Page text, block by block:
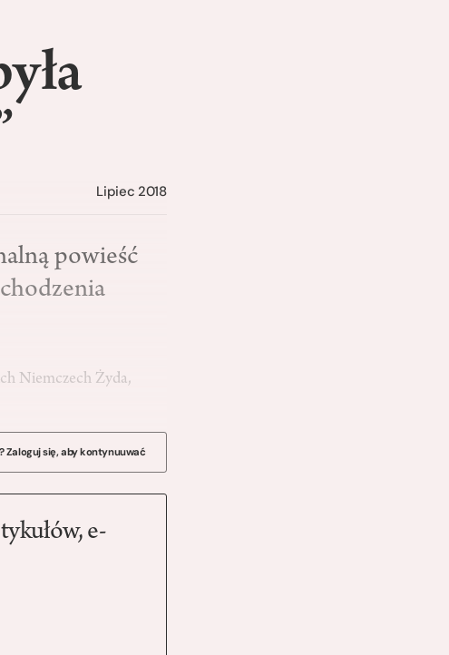
Lipiec 2018
powieść
Niemczech Żyda,
Zaloguj się, aby kontynuuwać
e-